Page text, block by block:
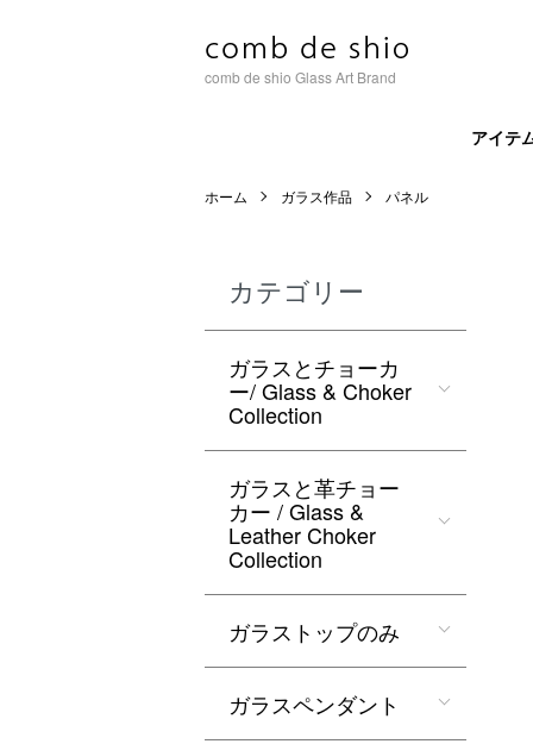
comb de shio Glass Art Brand
アイテ
ホーム ガラス作品 パネル
カテゴリー
ガラスとチョーカ
ー/ Glass & Choker
Collection
ガラスと革チョー
カー / Glass &
Leather Choker
Collection
ガラストップのみ
ガラスペンダント